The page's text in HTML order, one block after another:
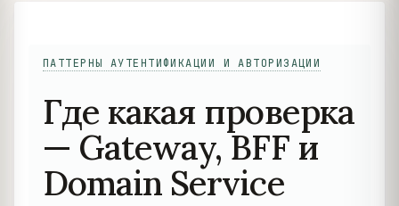
ПАТТЕРНЫ АУТЕНТИФИКАЦИИ И АВТОРИЗАЦИИ
Где какая проверка
— Gateway, BFF и
Domain Service